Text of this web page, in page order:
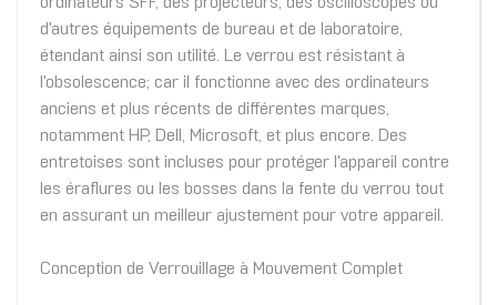
d'autres équipements de bureau et de laboratoire,
étendant ainsi son utilité. Le verrou est résistant à
l'obsolescence; car il fonctionne avec des ordinateurs
anciens et plus récents de différentes marques,
notamment HP, Dell, Microsoft, et plus encore. Des
entretoises sont incluses pour protéger l'appareil contre
les éraflures ou les bosses dans la fente du verrou tout
en assurant un meilleur ajustement pour votre appareil.
Conception de Verrouillage à Mouvement Complet